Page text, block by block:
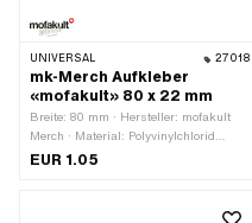
UNIVERSAL 27018
mk-Merch Aufkleber
«mofakult» 80 x 22 mm
Breite: 80 mm · Hersteller: mofakult
Merch · Material: Polyvinylchlorid
(PVC) · Oberfläche: matt ·
Beschaffenheit Rückseite: Klebstoff ·
EUR 1.05